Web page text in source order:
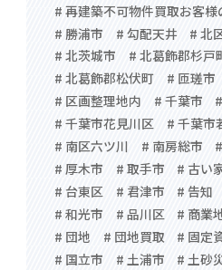
# 再建築不可物件買取お客様
# 勝浦市
# 勾配天井 # 北
# 北茨城市
# 北葛飾郡杉戸
# 北葛飾郡松伏町
# 匝瑳市
# 区画整理地内
# 千葉市
# 千葉市花見川区
# 千葉市
# 南区六ツ川
# 南房総市
# 厚木市
# 取手市 # 古い
# 台東区
# 君津市 # 告知
# 和光市
# 品川区 # 商業
# 団地
# 団地買取 # 固定
# 国立市
# 土浦市
# 土砂